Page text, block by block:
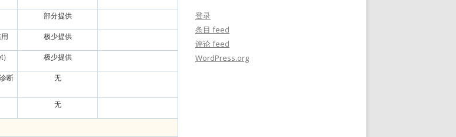
部分提供
极少提供
极少提供
断
无
无
登录
条目 feed
评论 feed
WordPress.org